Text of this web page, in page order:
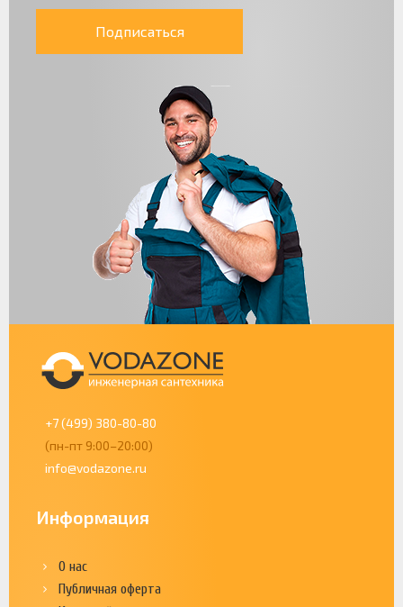
Подписаться
+7 (499) 380-80-80
(пн-пт 9:00–20:00)
info@vodazone.ru
Информация
О нас
Публичная оферта